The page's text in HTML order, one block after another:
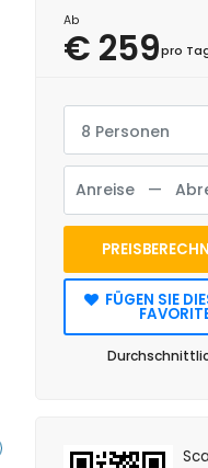
Ab
€ 259pro
8 Personen
FÜGEN SIE